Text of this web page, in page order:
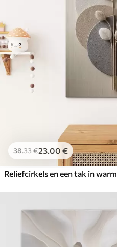
38.33€23.00 €